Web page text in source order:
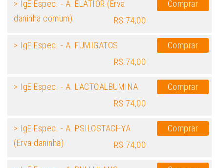
> IgE Espec. - A. ELATIOR (Erva
daninha comum)
R$ 74,00
Comprar
> IgE Espec. - A. FUMIGATOS
R$ 74,00
Comprar
> IgE Espec. - A. LACTOALBUMINA
R$ 74,00
Comprar
> IgE Espec. - A. PSILOSTACHYA
(Erva daninha)
R$ 74,00
Comprar